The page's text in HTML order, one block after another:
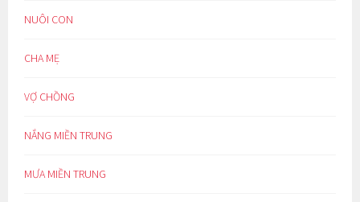
NUÔI CON
CHA MẸ
VỢ CHỒNG
NẮNG MIỀN TRUNG
MƯA MIỀN TRUNG